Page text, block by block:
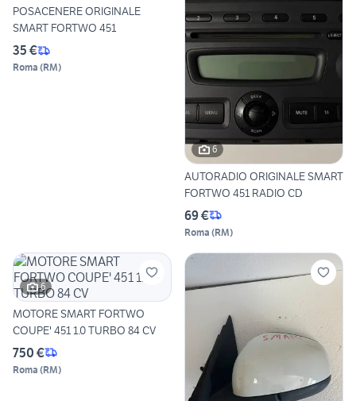
POSACENERE ORIGINALE
SMART FORTWO 451
35 €
Roma (RM)
6
AUTORADIO ORIGINALE SMART
FORTWO 451 RADIO CD
69 €
Roma (RM)
6
MOTORE SMART FORTWO
COUPE' 451 1.0 TURBO 84 CV
750 €
Roma (RM)